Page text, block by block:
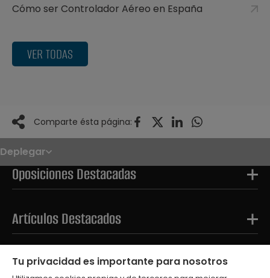
Cómo ser Controlador Aéreo en España
VER TODAS
Comparte ésta página:
Deplegar
Noticias
Oposiciones
Convocatorias
Paso paso
OPE 2026
Oposiciones Destacadas
Artículos Destacados
Tests Destacados
Tu privacidad es importante para nosotros